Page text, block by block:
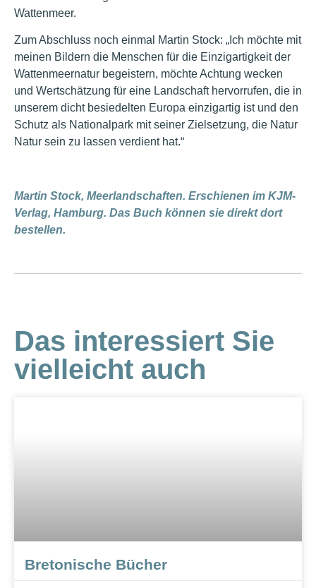
Wattenmeer.
Zum Abschluss noch einmal Martin Stock: „Ich möchte mit
meinen Bildern die Menschen für die Einzigartigkeit der
Wattenmeernatur begeistern, möchte Achtung wecken
und Wertschätzung für eine Landschaft hervorrufen, die in
unserem dicht besiedelten Europa einzigartig ist und den
Schutz als Nationalpark mit seiner Zielsetzung, die Natur
Natur sein zu lassen verdient hat.“
Martin Stock, Meerlandschaften. Erschienen im KJM-
Verlag, Hamburg. Das Buch können sie direkt dort
bestellen.
Das interessiert Sie
vielleicht auch
Bretonische Bücher